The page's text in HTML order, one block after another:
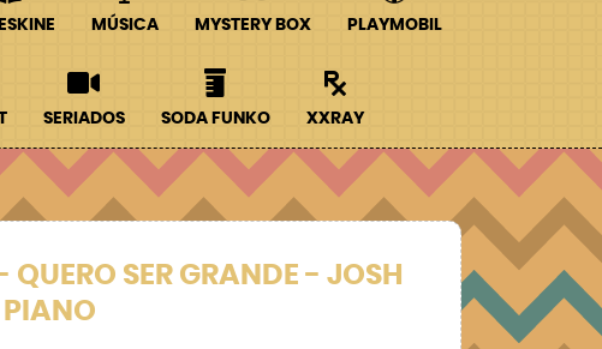
MÚSICA MYSTERY BOX PLAYMOBIL
SERIADOS SODA FUNKO XXRAY
QUERO SER GRANDE - JOSH